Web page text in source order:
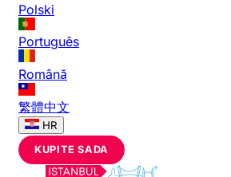
Polski
Português
Română
繁體中文
HR
KUPITE SADA